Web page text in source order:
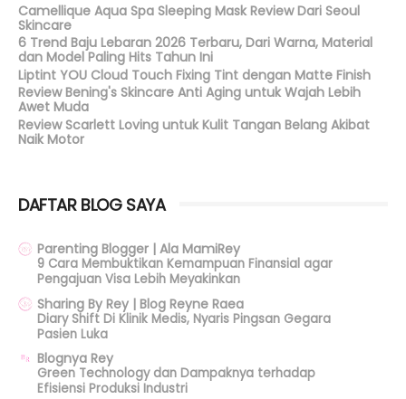
Camellique Aqua Spa Sleeping Mask Review Dari Seoul
Skincare
6 Trend Baju Lebaran 2026 Terbaru, Dari Warna, Material
dan Model Paling Hits Tahun Ini
Liptint YOU Cloud Touch Fixing Tint dengan Matte Finish
Review Bening's Skincare Anti Aging untuk Wajah Lebih
Awet Muda
Review Scarlett Loving untuk Kulit Tangan Belang Akibat
Naik Motor
DAFTAR BLOG SAYA
Parenting Blogger | Ala MamiRey
9 Cara Membuktikan Kemampuan Finansial agar
Pengajuan Visa Lebih Meyakinkan
Sharing By Rey | Blog Reyne Raea
Diary Shift Di Klinik Medis, Nyaris Pingsan Gegara
Pasien Luka
Blognya Rey
Green Technology dan Dampaknya terhadap
Efisiensi Produksi Industri